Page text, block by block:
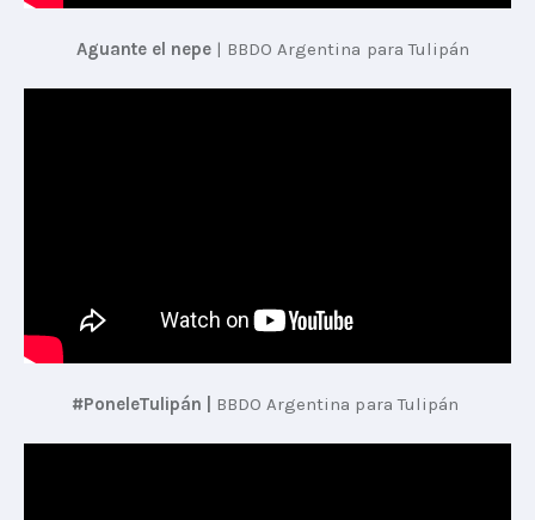
Aguante el nepe | BBDO Argentina para Tulipán
#PoneleTulipán | BBDO Argentina para Tulipán